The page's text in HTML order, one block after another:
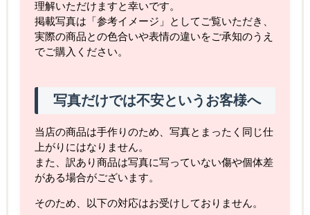
理解いただけますと幸いです。
掲載写真は「参考イメージ」としてご覧いただき、
実際の商品との色合いや表情の違いをご承知のうえ
でご購入ください。
写真だけでは不安というお客様へ
当店の商品は手作りのため、写真とまったく同じ仕
上がりにはなりません。
また、訳あり商品は写真に写っていない傷や個体差
がある場合がございます。
そのため、以下の対応はお受けしておりません。